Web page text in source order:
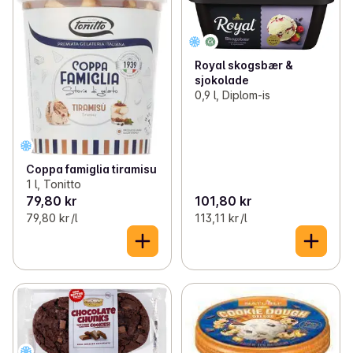
Coppa famiglia tiramisu
1 l, Tonitto
79,80 kr
79,80 kr /l
Royal skogsbær &
sjokolade
0,9 l, Diplom-is
101,80 kr
113,11 kr /l